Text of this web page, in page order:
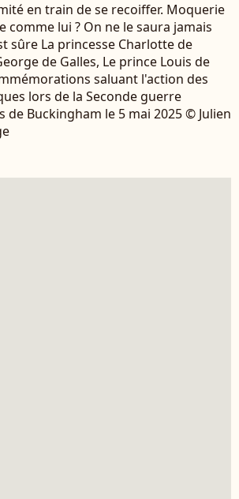
en train de se recoiffer. Moquerie
comme lui ? On ne le saura jamais
sûre La princesse Charlotte de
de Galles, Le prince Louis de
saluant l'action des
lors de la Seconde guerre
de Buckingham le 5 mai 2025 © Julien